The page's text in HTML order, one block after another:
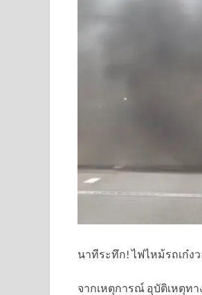
นาทีระทึก! ไฟไหม้รถเก๋ง
จากเหตุการณ์ อุบัติเหตุท